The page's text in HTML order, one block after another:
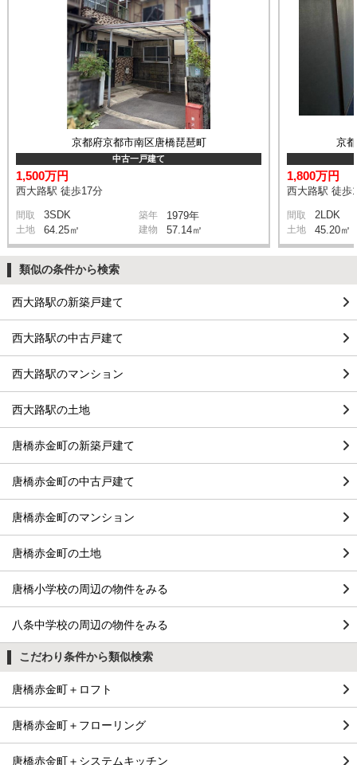
京都府京都市南区唐橋琵琶町
中古一戸建て
1,500万円
西大路駅 徒歩17分
間取 3SDK 築年 1979年
土地 64.25㎡ 建物 57.14㎡
京
1,800万円
西大路駅 徒歩
間取 2LDK
土地 45.20㎡
類似の条件から検索
西大路駅の新築戸建て
西大路駅の中古戸建て
西大路駅のマンション
西大路駅の土地
唐橋赤金町の新築戸建て
唐橋赤金町の中古戸建て
唐橋赤金町のマンション
唐橋赤金町の土地
唐橋小学校の周辺の物件をみる
八条中学校の周辺の物件をみる
こだわり条件から類似検索
唐橋赤金町＋ロフト
唐橋赤金町＋フローリング
唐橋赤金町＋システムキッチン